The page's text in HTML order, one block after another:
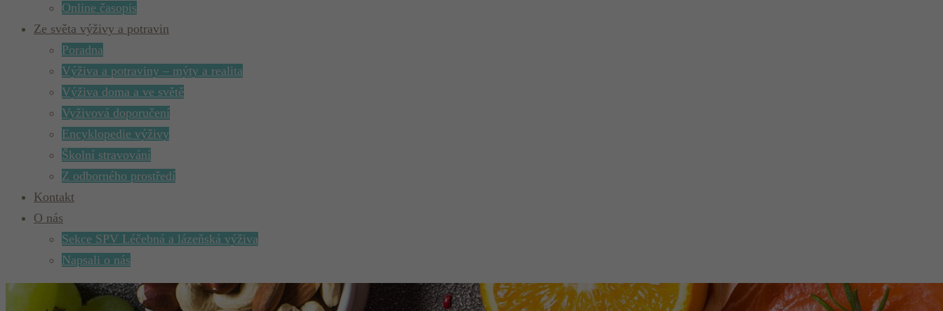
Online časopis
Ze světa výživy a potravin
Poradna
Výživa a potraviny – mýty a realita
Výživa doma a ve světě
Vyživová doporučení
Encyklopedie výživy
Školní stravování
Z odborného prostředí
Kontakt
O nás
Sekce SPV Léčebná a lázeňská výživa
Napsali o nás